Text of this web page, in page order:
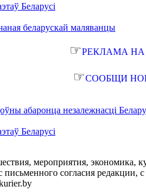
Беларусі
беларускай маляванцы
☞РЕКЛАМА НА
☞СООБЩИ
абаронца незалежнасці
Беларусі
мероприятия, экономика,
согласия